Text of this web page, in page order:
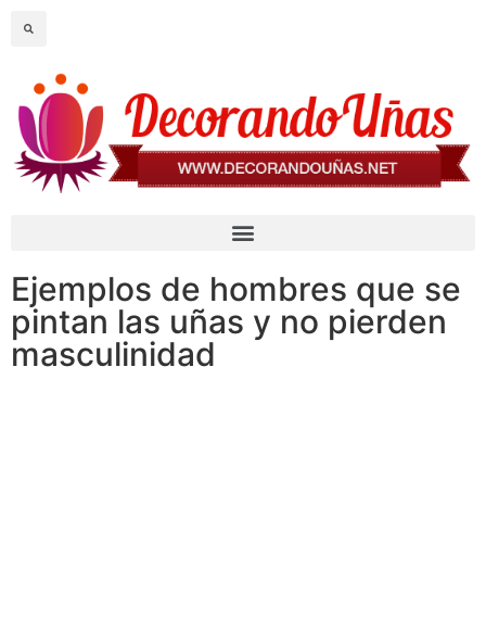
Ejemplos de hombres que se
pintan las uñas y no pierden
masculinidad